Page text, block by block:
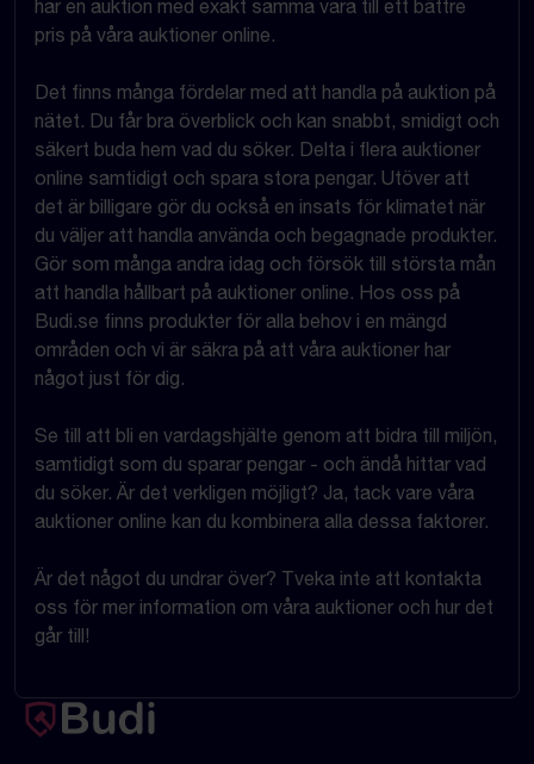
har en auktion med exakt samma vara till ett bättre
pris på våra auktioner online.
Det finns många fördelar med att handla på auktion på
nätet. Du får bra överblick och kan snabbt, smidigt och
säkert buda hem vad du söker. Delta i flera auktioner
online samtidigt och spara stora pengar. Utöver att
det är billigare gör du också en insats för klimatet när
du väljer att handla använda och begagnade produkter.
Gör som många andra idag och försök till största mån
att handla hållbart på auktioner online. Hos oss på
Budi.se finns produkter för alla behov i en mängd
områden och vi är säkra på att våra auktioner har
något just för dig.
Se till att bli en vardagshjälte genom att bidra till miljön,
samtidigt som du sparar pengar - och ändå hittar vad
du söker. Är det verkligen möjligt? Ja, tack vare våra
auktioner online kan du kombinera alla dessa faktorer.
Är det något du undrar över? Tveka inte att kontakta
oss för mer information om våra auktioner och hur det
går till!